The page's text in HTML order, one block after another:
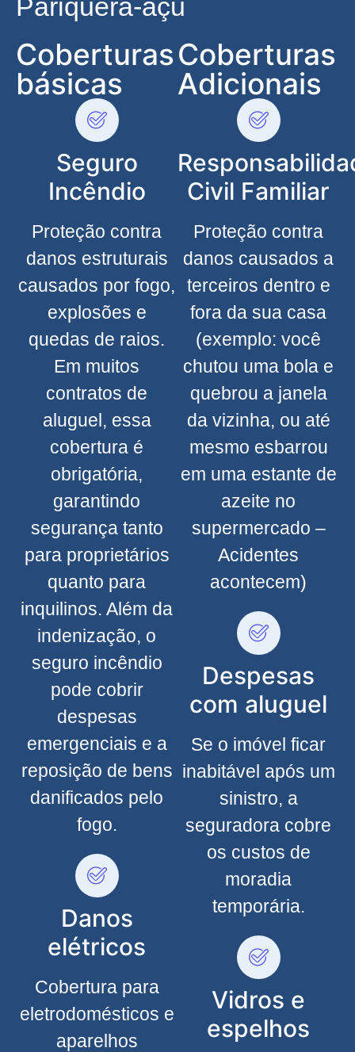
Coberturas
básicas
Seguro
Incêndio
Proteção contra
danos estruturais
causados por fogo,
explosões e
quedas de raios.
Em muitos
contratos de
aluguel, essa
cobertura é
obrigatória,
garantindo
segurança tanto
para proprietários
quanto para
inquilinos. Além da
indenização, o
seguro incêndio
pode cobrir
despesas
emergenciais e a
reposição de bens
danificados pelo
fogo.
Danos
elétricos
Cobertura para
eletrodomésticos e
aparelhos
Coberturas
Adicionais
Civil Familiar
Proteção contra
danos causados a
terceiros dentro e
fora da sua casa
(exemplo: você
chutou uma bola e
quebrou a janela
da vizinha, ou até
mesmo esbarrou
em uma estante de
azeite no
supermercado –
Acidentes
acontecem)
Despesas
com aluguel
Se o imóvel ficar
inabitável após um
sinistro, a
seguradora cobre
os custos de
moradia
temporária.
Vidros e
espelhos